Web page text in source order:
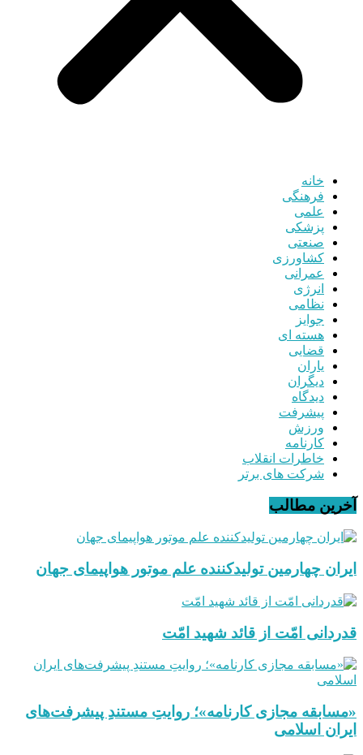
خانه
فرهنگی
علمی
پزشکی
صنعتی
کشاورزی
عمرانی
انرژی
نظامی
جوایز
هسته ای
قضایی
یاران
دیگران
دیدگاه
پیشرفت
ورزش
کارنامه
خاطرات انقلاب
شرکت های برتر
آخرین مطالب
ایران چهارمین تولیدکننده علم موتور هواپیمای جهان
قدردانی امّت از قائد شهید امّت
«مسابقه مجازی کارنامه»؛ روایتِ مستندِ پیشرفت‌های
ایران اسلامی